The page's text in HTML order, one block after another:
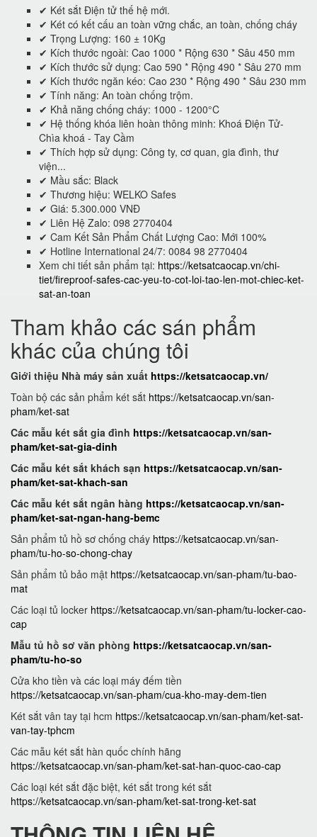
✔ Két sắt Điện tử thế hệ mới.
✔ Két có kết cấu an toàn vững chắc, an toàn, chống cháy
✔ Trọng Lượng: 160 ± 10Kg
✔ Kích thước ngoài: Cao 1000 * Rộng 630 * Sâu 450 mm
✔ Kích thước sử dụng: Cao 590 * Rộng 490 * Sâu 270 mm
✔ Kích thước ngăn kéo: Cao 230 * Rộng 490 * Sâu 230 mm
✔ Tính năng: An toàn chống trộm.
✔ Khả năng chống cháy: 1000 - 1200°C
✔ Hệ thống khóa liên hoàn thông minh: Khoá Điện Tử-
Chìa khoá - Tay Cầm
✔ Thích hợp sử dụng: Công ty, cơ quan, gia đình, thư
viện...
✔ Mầu sắc: Black
✔ Thương hiệu: WELKO Safes
✔ Giá: 5.300.000 VNĐ
✔ Liên Hệ Zalo: 098 2770404
✔ Cam Kết Sản Phẩm Chất Lượng Cao: Mới 100%
✔ Hotline International 24/7: 0084 98 2770404
Xem chi tiết sản phẩm tại: https://ketsatcaocap.vn/chi-
tiet/fireproof-safes-cac-yeu-to-cot-loi-tao-len-mot-chiec-ket-
sat-an-toan
Tham khảo các sán phẩm
khác của chúng tôi
Giới thiệu Nhà máy sản xuất https://ketsatcaocap.vn/
Toàn bộ các sản phẩm két sắt https://ketsatcaocap.vn/san-
pham/ket-sat
Các mẫu két sắt gia đình https://ketsatcaocap.vn/san-
pham/ket-sat-gia-dinh
Các mẫu két sắt khách sạn https://ketsatcaocap.vn/san-
pham/ket-sat-khach-san
Các mẫu két sắt ngân hàng https://ketsatcaocap.vn/san-
pham/ket-sat-ngan-hang-bemc
Sản phẩm tủ hồ sơ chống cháy https://ketsatcaocap.vn/san-
pham/tu-ho-so-chong-chay
Sản phẩm tủ bảo mật https://ketsatcaocap.vn/san-pham/tu-bao-
mat
Các loại tủ locker https://ketsatcaocap.vn/san-pham/tu-locker-cao-
cap
Mẫu tủ hồ sơ văn phòng https://ketsatcaocap.vn/san-
pham/tu-ho-so
Cửa kho tiền và các loại máy đếm tiền
https://ketsatcaocap.vn/san-pham/cua-kho-may-dem-tien
Két sắt vân tay tại hcm https://ketsatcaocap.vn/san-pham/ket-sat-
van-tay-tphcm
Các mẫu két sắt hàn quốc chính hãng
https://ketsatcaocap.vn/san-pham/ket-sat-han-quoc-cao-cap
Các loại két sắt đặc biệt, két sắt trong két sắt
https://ketsatcaocap.vn/san-pham/ket-sat-trong-ket-sat